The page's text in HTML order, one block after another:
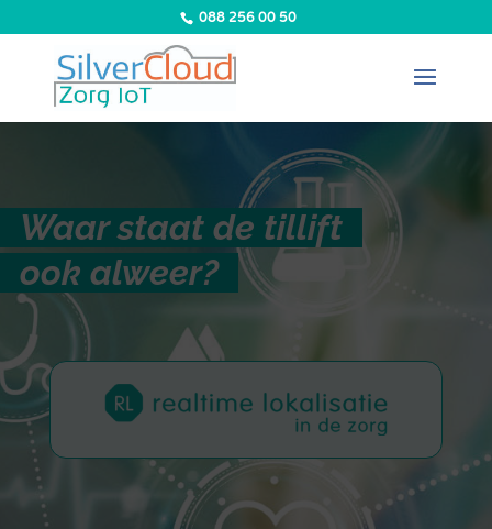
088 256 00 50
Waar staat de tillift
ook alweer?